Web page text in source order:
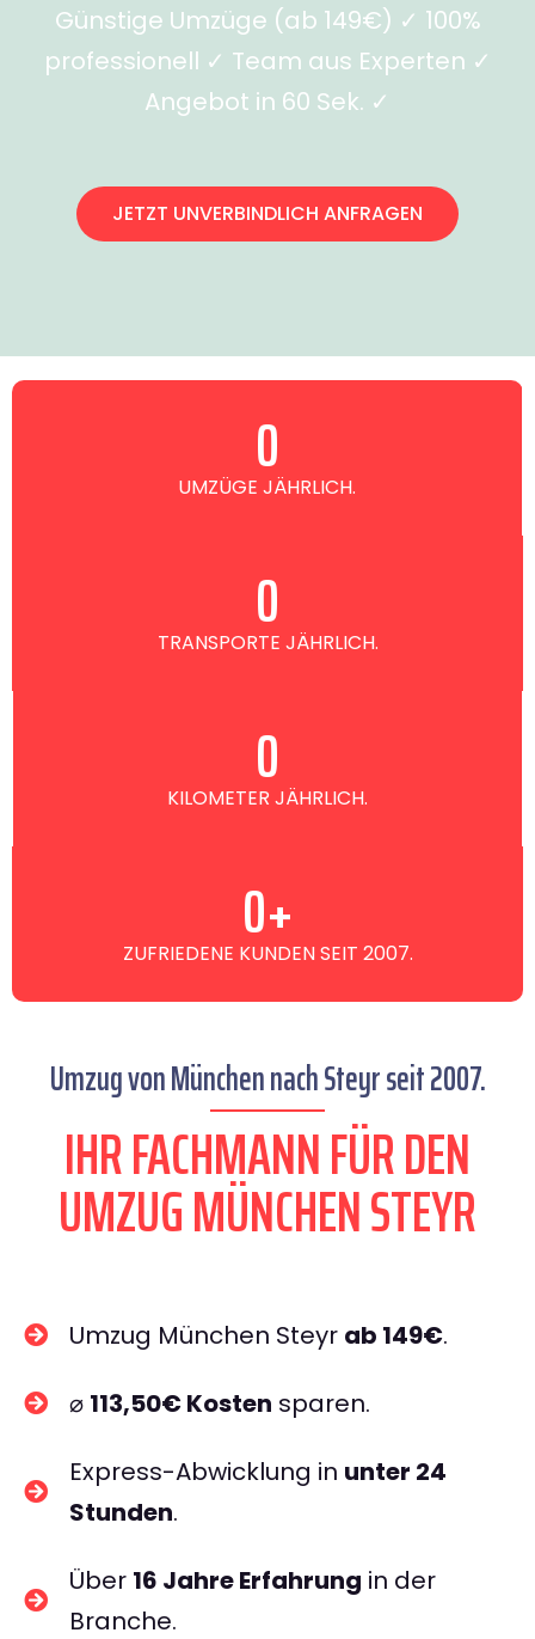
Günstige Umzüge (ab 149€) ✓ 100%
professionell ✓ Team aus Experten ✓
Angebot in 60 Sek. ✓
JETZT UNVERBINDLICH ANFRAGEN
UMZÜGE JÄHRLICH.
0
TRANSPORTE JÄHRLICH.
0
KILOMETER JÄHRLICH.
0
ZUFRIEDENE KUNDEN SEIT 2007.
0+
Umzug von München nach Steyr seit 2007.
IHR FACHMANN FÜR DEN
UMZUG MÜNCHEN STEYR
Umzug München Steyr ab 149€.
⌀ 113,50€ Kosten sparen.
Express-Abwicklung in unter 24
Stunden.
Über 16 Jahre Erfahrung in der
Branche.